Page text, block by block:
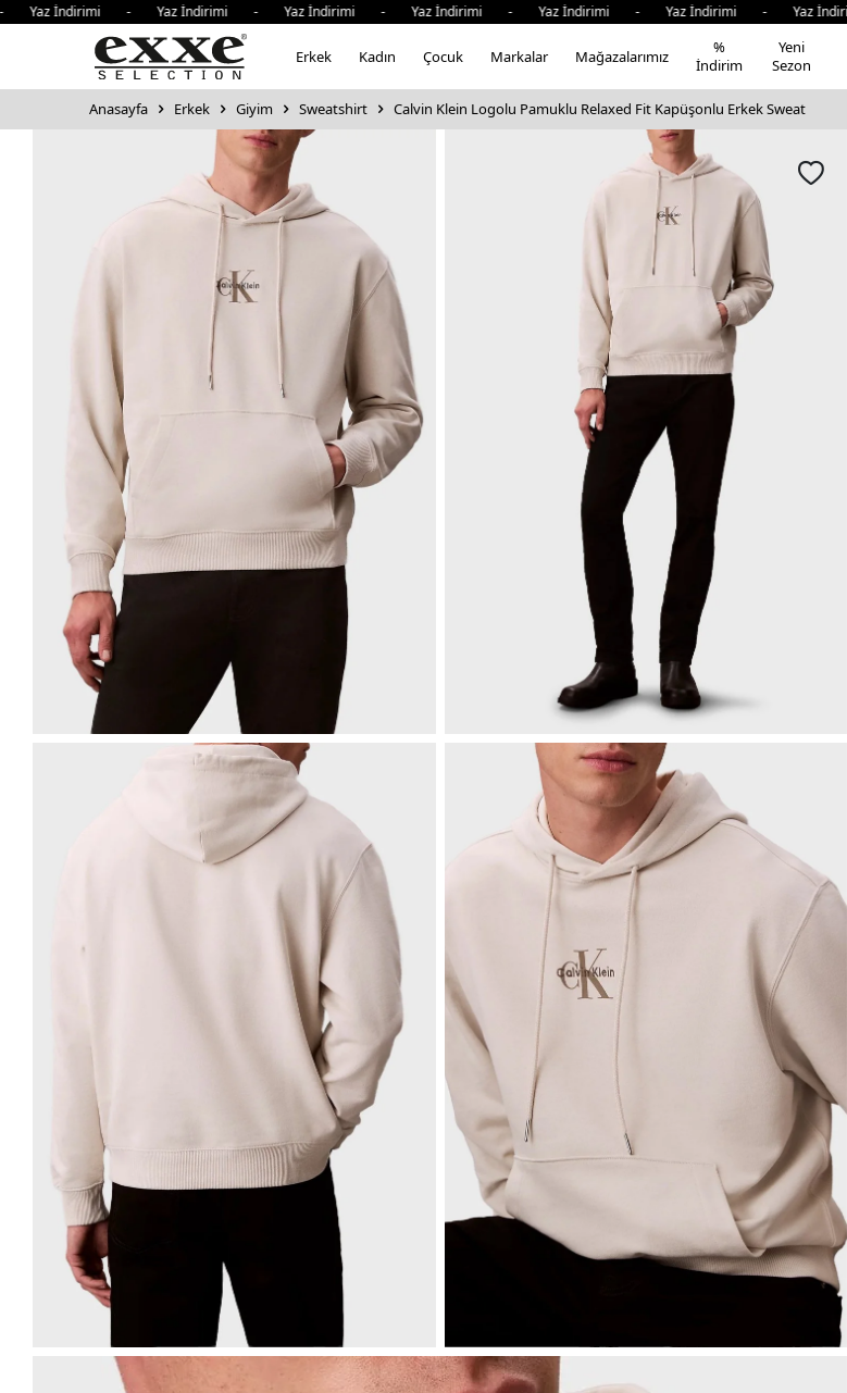
- Yaz İndirimi - Yaz İndirimi - Yaz İndirimi - Yaz İndirimi - Yaz İndirimi - Yaz
Erkek Kadın Çocuk Markalar Mağazalarımız
%
İndirim
Yeni
Sezon
Anasayfa Erkek Giyim Sweatshirt Calvin Klein Logolu Pamuklu Relaxed Fit Kapüşonlu Erkek Sweat